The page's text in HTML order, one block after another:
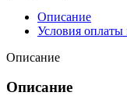
Описание
Условия оплаты
Описание
Описание